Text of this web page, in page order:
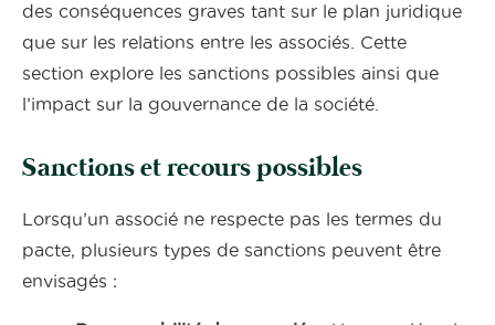
des conséquences graves tant sur le plan juridique
que sur les relations entre les associés. Cette
section explore les sanctions possibles ainsi que
l’impact sur la gouvernance de la société.
Sanctions et recours possibles
Lorsqu’un associé ne respecte pas les termes du
pacte, plusieurs types de sanctions peuvent être
envisagés :